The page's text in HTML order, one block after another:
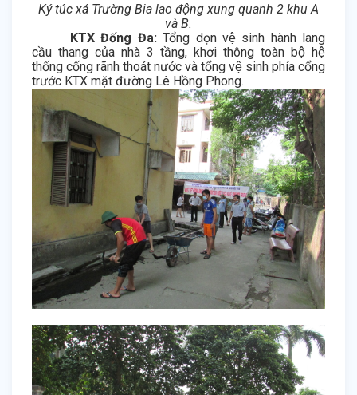
Ký túc xá Trường Bia lao động xung quanh 2 khu A
và B.
KTX Đống Đa: Tổng dọn vệ sinh hành lang
cầu thang của nhà 3 tầng, khơi thông toàn bộ hệ
thống cống rãnh thoát nước và tổng vệ sinh phía cổng
trước KTX mặt đường Lê Hồng Phong.